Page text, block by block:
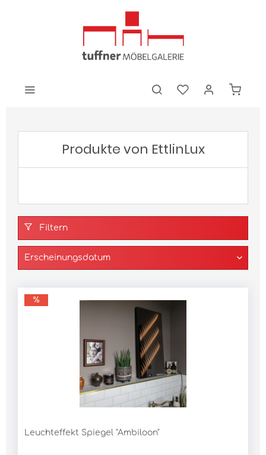
Produkte von EttlinLux
Filtern
Leuchteffekt Spiegel "Ambiloon"